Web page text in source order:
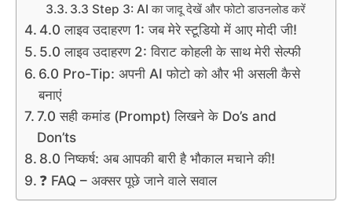
3.3 Step 3: AI का जादू देखें और फोटो डाउनलोड करें
4.0 लाइव उदाहरण 1: जब मेरे स्टूडियो में आए मोदी जी!
5.0 लाइव उदाहरण 2: विराट कोहली के साथ मेरी सेल्फी
6.0 Pro-Tip: अपनी AI फोटो को और भी असली कैसे
बनाएं
7.0 सही कमांड (Prompt) लिखने के Do’s and
Don’ts
8.0 निष्कर्ष: अब आपकी बारी है भौकाल मचाने की!
❓ FAQ – अक्सर पूछे जाने वाले सवाल